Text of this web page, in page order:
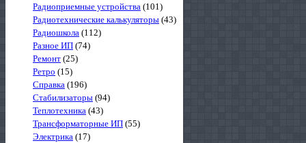
Радиоприемные устройства (101)
Радиотехнические калькуляторы (43)
Радиошкола (112)
Разное ИП (74)
Ремонт (25)
Ретро (15)
Справка (196)
Стабилизаторы (94)
Теплотехника (43)
Трансформаторные ИП (55)
Электрика (17)